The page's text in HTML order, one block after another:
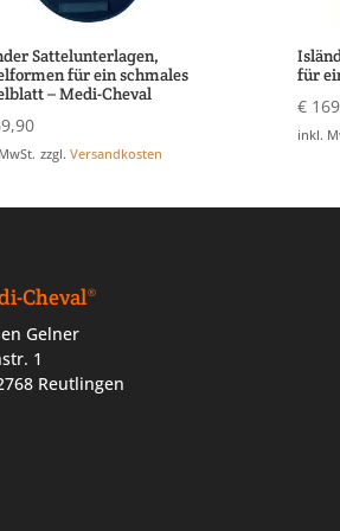
Sattelunterlagen,
für ein schmales
– Medi-Cheval
zzgl.Versandkosten
für
€
inkl.
Cheval®
Gelner
1
Reutlingen